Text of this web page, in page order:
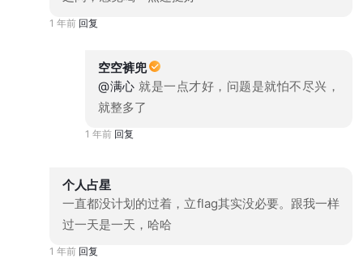
1 年前 回复
空空裤兜
@满心 就是一点才好，问题是就怕不尽兴，
就整多了
1 年前 回复
个人占星
一直都没计划的过着，立flag其实没必要。跟我一样
过一天是一天，哈哈
1 年前 回复